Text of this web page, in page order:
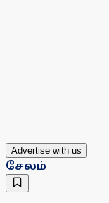
Advertise with us
சேலம்